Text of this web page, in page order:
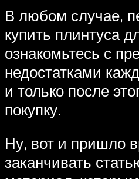
В любом случае,
купить плинтуса
ознакомьтесь с
недостатками
и только после
покупку.
Ну, вот и пришло
заканчивать